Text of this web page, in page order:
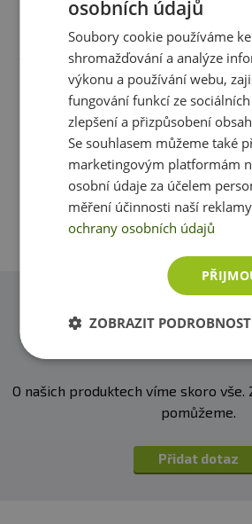
Počet dávek v balení:36
Minimální trvanlivost:viz obal
Upozornění: Doplněk stravy.
zejména pro sportovce. Není
Nepřekračujte doporučené denní
mimo dosah dětí! Není vhodné pro
ženy. Skladujte v suchu a při teplotě
Nevystavujte přímému slunečnímu
mrazem. Výrobce neručí za vady
Upozornění pro alergiky:
Složení:100% maltodextrin
Recenze Produkt zatím
Máte s produktem zkušenost?
pomozte tak ostatním
Děkujeme :-)
Přidat vlastní
Dotazy
O našich produktech víme skoro vše.
pomůžeme.
Přidat dotaz
osobních údajů
Soubory cookie používáme ke
shromažďování a analýze
výkonu a používání webu,
fungování funkcí ze
zlepšení a přizpůsobení
Se souhlasem můžeme také
marketingovým platformám
osobní údaje za účelem
měření účinnosti naší
ochrany osobních údajů
ZOBRAZIT